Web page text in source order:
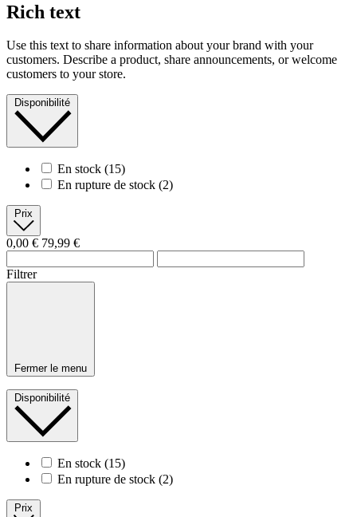
Rich text
Use this text to share information about your brand with your
customers. Describe a product, share announcements, or welcome
customers to your store.
Disponibilité
En stock (15)
En rupture de stock (2)
Prix
0,00 € 79,99 €
Filtrer
Fermer le menu
Disponibilité
En stock (15)
En rupture de stock (2)
Prix